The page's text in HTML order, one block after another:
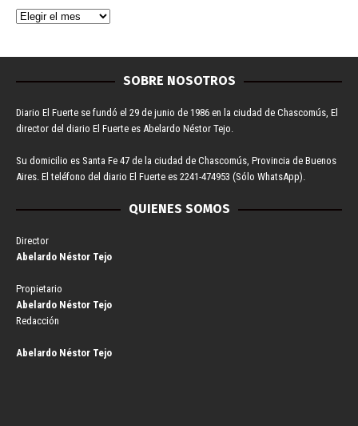
SOBRE NOSOTROS
Diario El Fuerte se fundó el 29 de junio de 1986 en la ciudad de Chascomús, El
director del diario El Fuerte es Abelardo Néstor Tejo.
Su domicilio es Santa Fe 47 de la ciudad de Chascomús, Provincia de Buenos
Aires. El teléfono del diario El Fuerte es 2241-474953 (Sólo WhatsApp).
QUIENES SOMOS
Director
Abelardo Néstor Tejo
Propietario
Abelardo Néstor Tejo
Redacción
Abelardo Néstor Tejo